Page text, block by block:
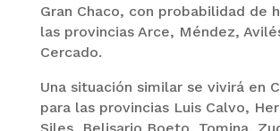
Gran Chaco, con probabilidad de
las provincias Arce, Méndez,
Cercado.
Una situación similar se vivirá en
para las provincias Luis Calvo,